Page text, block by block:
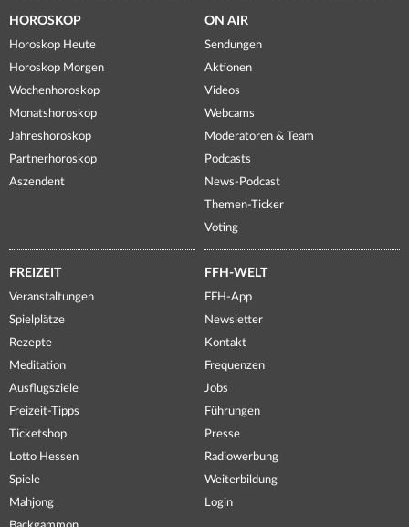
HOROSKOP
Horoskop Heute
Horoskop Morgen
Wochenhoroskop
Monatshoroskop
Jahreshoroskop
Partnerhoroskop
Aszendent
ON AIR
Sendungen
Aktionen
Videos
Webcams
Moderatoren & Team
Podcasts
News-Podcast
Themen-Ticker
Voting
FREIZEIT
Veranstaltungen
Spielplätze
Rezepte
Meditation
Ausflugsziele
Freizeit-Tipps
Ticketshop
Lotto Hessen
Spiele
Mahjong
FFH-WELT
FFH-App
Newsletter
Kontakt
Frequenzen
Jobs
Führungen
Presse
Radiowerbung
Weiterbildung
Login